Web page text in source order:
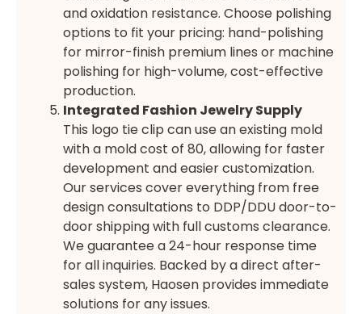
and oxidation resistance. Choose polishing
options to fit your pricing: hand-polishing
for mirror-finish premium lines or machine
polishing for high-volume, cost-effective
production.
Integrated Fashion Jewelry Supply
This logo tie clip can use an existing mold
with a mold cost of 80, allowing for faster
development and easier customization.
Our services cover everything from free
design consultations to DDP/DDU door-to-
door shipping with full customs clearance.
We guarantee a 24-hour response time
for all inquiries. Backed by a direct after-
sales system, Haosen provides immediate
solutions for any issues.